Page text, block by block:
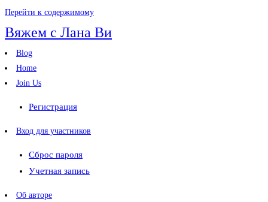
Перейти к содержимому
Вяжем с Лана Ви
Blog
Home
Join Us
Регистрация
Вход для участников
Сброс пароля
Учетная запись
Об авторе